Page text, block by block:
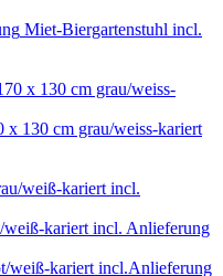
Miet-Biergartenstuhl incl.
x 130 cm grau/weiss-kariert
weiß-kariert incl. Anlieferung